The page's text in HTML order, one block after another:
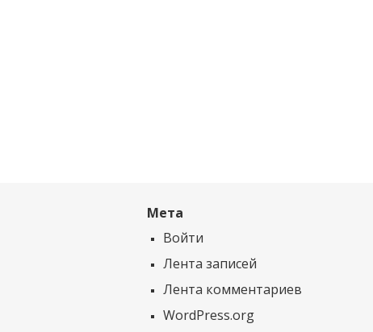
Мета
Войти
Лента записей
Лента комментариев
WordPress.org